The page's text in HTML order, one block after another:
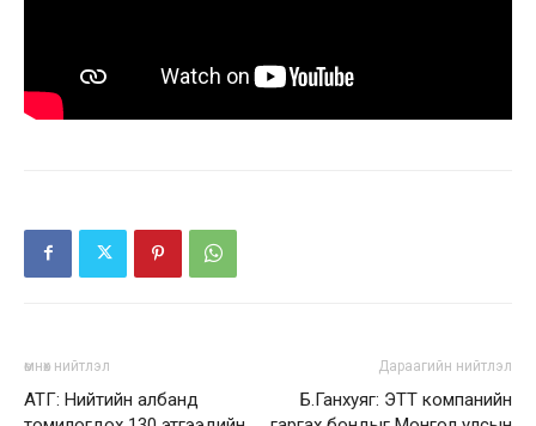
өмнөх нийтлэл
АТГ: Нийтийн албанд
Дараагийн нийтлэл
Б.Ганхуяг: ЭТТ компанийн